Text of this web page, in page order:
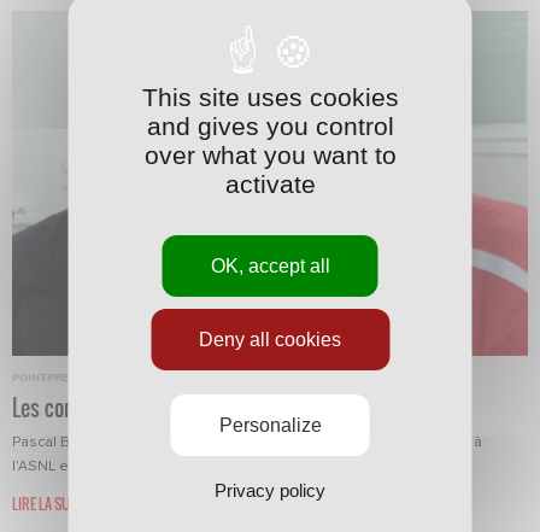
POINT-PRESSE
Les complices
Pascal Berenguer et Benjamin Gavanon forment presque un couple à
l’ASNL et leur amitié dépasse aujourd’hui le cadre...
LIRE LA SUITE
This site uses cookies
and gives you control
over what you want to
activate
OK, accept all
Deny all cookies
Personalize
Privacy policy